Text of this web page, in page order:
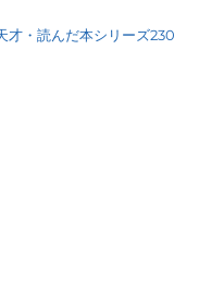
才・読んだ本シリーズ230